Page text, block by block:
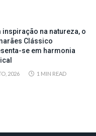
inspiração na natureza, o
Clássico
se em harmonia
2026 1 MIN READ